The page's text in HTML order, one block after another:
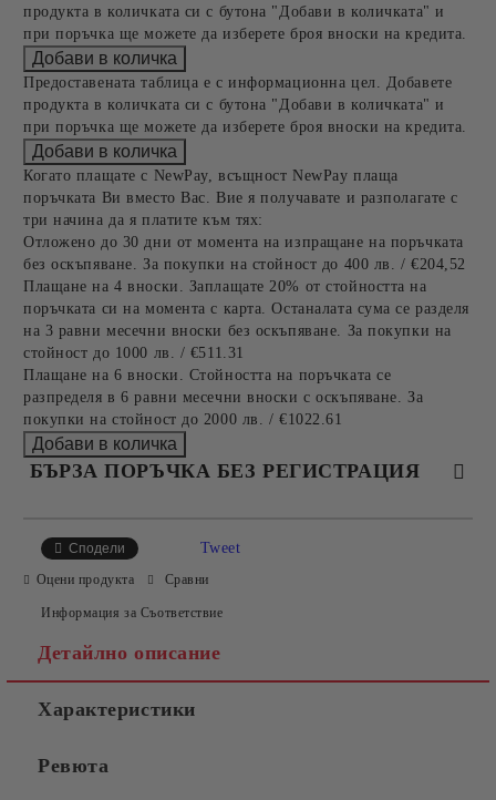
продукта в количката си с бутона "Добави в количката" и
при поръчка ще можете да изберете броя вноски на кредита.
Предоставената таблица е с информационна цел. Добавете
продукта в количката си с бутона "Добави в количката" и
при поръчка ще можете да изберете броя вноски на кредита.
Когато плащате с NewPay, всъщност NewPay плаща
поръчката Ви вместо Вас. Вие я получавате и разполагате с
три начина да я платите към тях:
Отложено до 30 дни от момента на изпращане на поръчката
без оскъпяване. За покупки на стойност до 400 лв. / €204,52
Плащане на 4 вноски. Заплащате 20% от стойността на
поръчката си на момента с карта. Останалата сума се разделя
на 3 равни месечни вноски без оскъпяване. За покупки на
стойност до 1000 лв. / €511.31
Плащане на 6 вноски. Стойността на поръчката се
разпределя в 6 равни месечни вноски с оскъпяване. За
покупки на стойност до 2000 лв. / €1022.61
БЪРЗА ПОРЪЧКА БЕЗ РЕГИСТРАЦИЯ
Ние ще се свържем с вас в рамките на работния ден.
Сподели Tweet
Оцени продукта Сравни
Информация за Съответствие
Детайлно описание
Характеристики
Ревюта